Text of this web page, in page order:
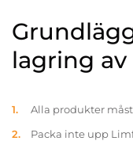
lagring
Alla produkter
Packa inte upp